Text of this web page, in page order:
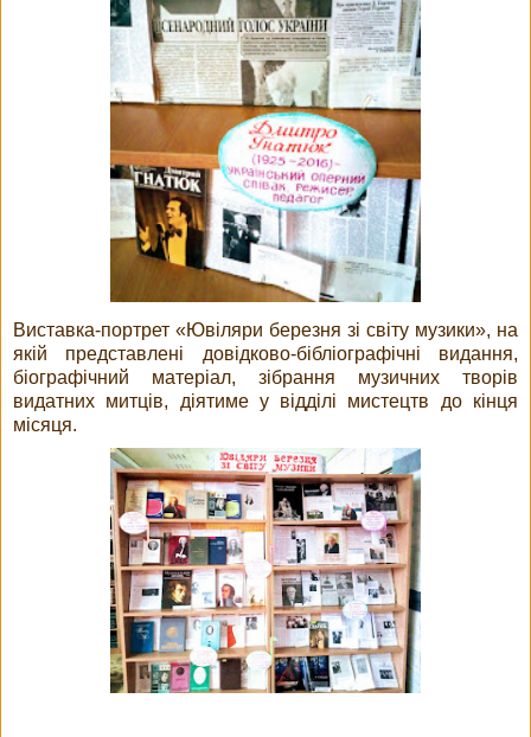
Виставка-портрет «Ювіляри березня зі світу музики», на
якій представлені довідково-бібліографічні видання,
біографічний матеріал, зібрання музичних творів
видатних митців, діятиме у відділі мистецтв до кінця
місяця.